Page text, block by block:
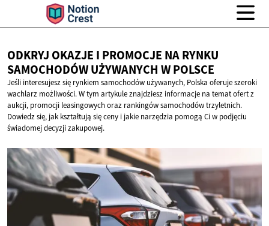
ODKRYJ OKAZJE I PROMOCJE NA RYNKU
SAMOCHODÓW UŻYWANYCH W POLSCE
Jeśli interesujesz się rynkiem samochodów używanych, Polska oferuje szeroki
wachlarz możliwości. W tym artykule znajdziesz informacje na temat ofert z
aukcji, promocji leasingowych oraz rankingów samochodów trzyletnich.
Dowiedz się, jak kształtują się ceny i jakie narzędzia pomogą Ci w podjęciu
świadomej decyzji zakupowej.